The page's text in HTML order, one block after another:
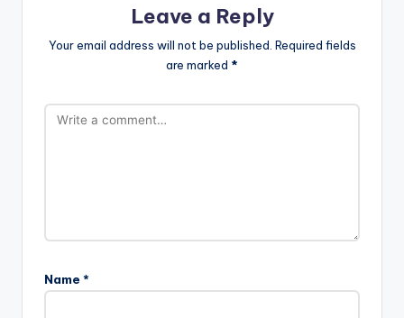
Leave a Reply
Your email address will not be published. Required fields
are marked *
Name *